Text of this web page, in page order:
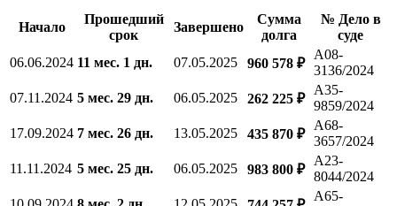
Начало
Прошедший
срок
Завершено
Сумма
долга
№ Дело в
суде
06.06.2024 11 мес. 1 дн. 07.05.2025 960 578 ₽
А08-
3136/2024
07.11.2024 5 мес. 29 дн. 06.05.2025 262 225 ₽
А35-
9859/2024
17.09.2024 7 мес. 26 дн. 13.05.2025 435 870 ₽
А68-
3657/2024
11.11.2024 5 мес. 25 дн. 06.05.2025 983 800 ₽
А23-
8044/2024
А65-